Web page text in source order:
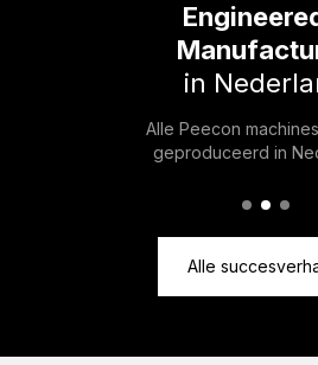
in
Alle Peecon
geproduceerd in
Alle